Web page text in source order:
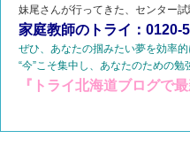
妹尾さんが行ってきた、センター
家庭教師のトライ：0120-
ぜひ、あなたの掴みたい夢を効率
“今”こそ集中し、あなたのための
『トライ北海道ブログで